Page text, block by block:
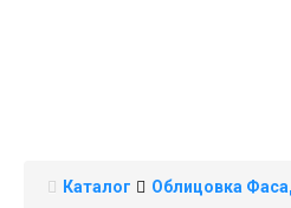
Каталог
Облицовка